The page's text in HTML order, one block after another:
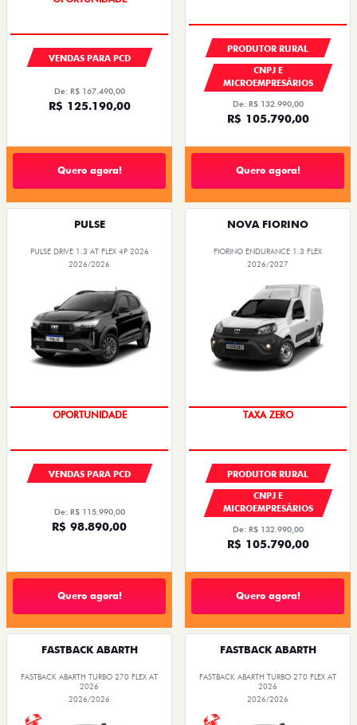
VENDAS PARA PCD
De: R$ 167.490,00
R$ 125.190,00
Quero agora!
PRODUTOR RURAL
CNPJ E
MICROEMPRESÁRIOS
De: R$ 132.990,00
R$ 105.790,00
Quero agora!
PULSE
PULSE DRIVE 1.3 AT FLEX 4P 2026
2026/2026
OPORTUNIDADE
VENDAS PARA PCD
De: R$ 115.990,00
R$ 98.890,00
Quero agora!
NOVA FIORINO
FIORINO ENDURANCE 1.3 FLEX
2026/2027
TAXA ZERO
PRODUTOR RURAL
CNPJ E
MICROEMPRESÁRIOS
De: R$ 132.990,00
R$ 105.790,00
Quero agora!
FASTBACK ABARTH
FASTBACK ABARTH TURBO 270 FLEX AT
2026
2026/2026
FASTBACK ABARTH
FASTBACK ABARTH TURBO 270 FLEX AT
2026
2026/2026